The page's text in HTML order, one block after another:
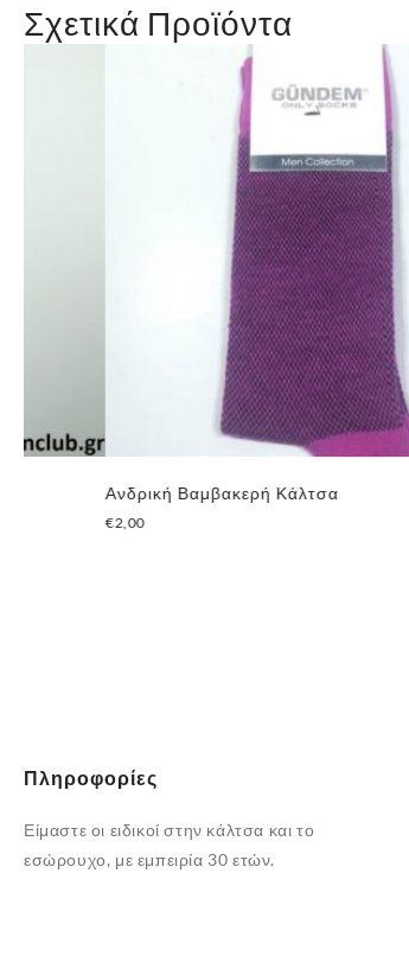
Σχετικά Προϊόντα
Ανδρική Βαμβακερή Κάλτσα
Πληροφορίες
Είμαστε οι ειδικοί στην κάλτσα και το
εσώρουχο, με εμπειρία 30 ετών.